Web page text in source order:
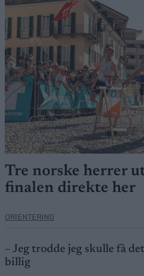
Tre norske herrer
finalen direkte her
ORIENTERING
– Jeg trodde jeg skulle få det
billig